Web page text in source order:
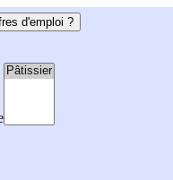
d'emploi ?